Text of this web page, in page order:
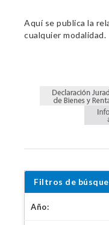
Aquí se publica la
cualquier modalidad.
Filtros de
Año: